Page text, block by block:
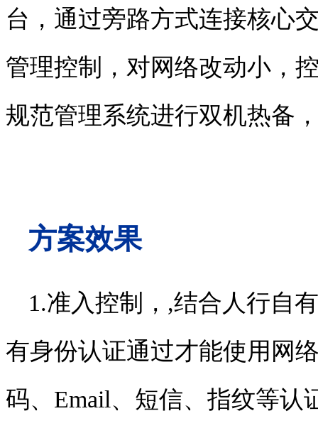
台，通过旁路方式连接核心
管理控制，对网络改动小，
规范管理系统进行双机热备
方案效果
1.准入控制， ,结合人行自
有身份认证通过才能使用网
码、 Email、短信、指纹等认